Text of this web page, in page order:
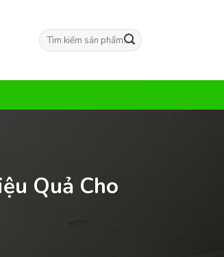
Tìm
kiếm:
Quả Cho